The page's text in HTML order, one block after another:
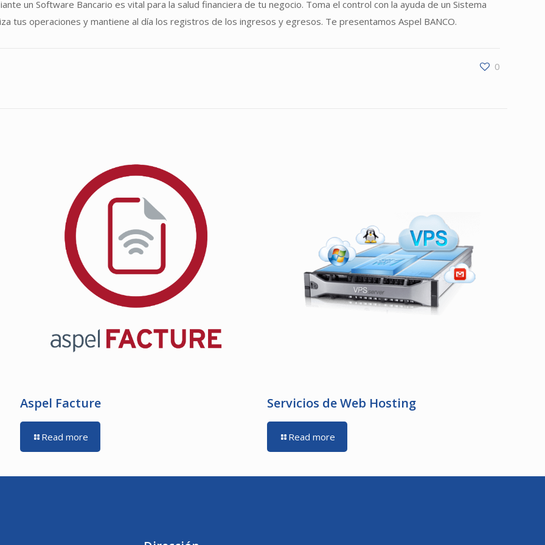
un Software Bancario es vital para la salud financiera de tu negocio. Toma el control con la ayuda de un Sistema
tus operaciones y mantiene al día los registros de los ingresos y egresos. Te presentamos Aspel BANCO.
0
Aspel Facture
Read more
Servicios de Web Hosting
Read more